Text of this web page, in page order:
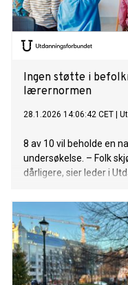
Ingen støtte i
lærernormen
28.1.2026 14:06:42 CET
8 av 10 vil beholde en
undersøkelse. – Folk
dårligere, sier leder i